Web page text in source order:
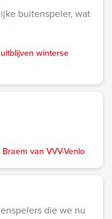
buitenspeler, wat
winterse
van VVV-Venlo
die we nu